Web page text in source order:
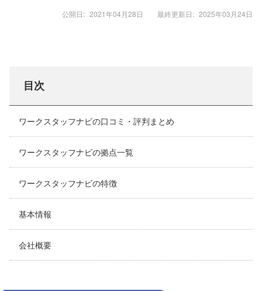
公開日: 2021年04月28日 最終更新日: 2025年03月24日
目次
ワークスタッフナビの口コミ・評判まとめ
ワークスタッフナビの拠点一覧
ワークスタッフナビの特徴
基本情報
会社概要